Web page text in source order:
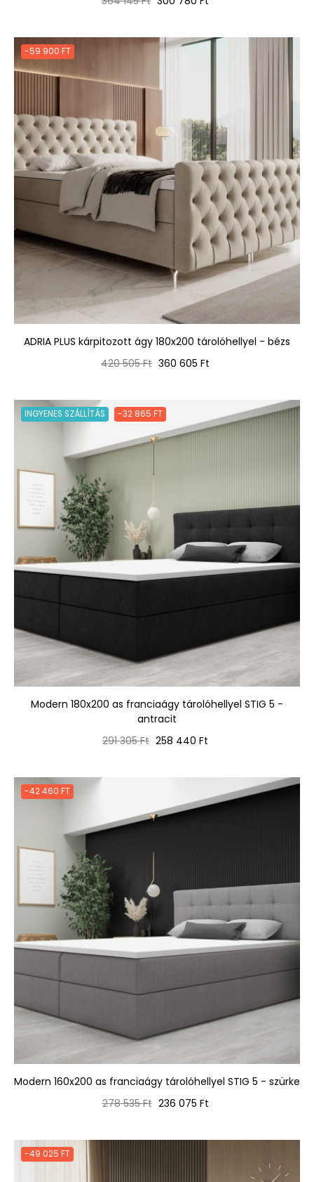
-59 900 FT
ADRIA PLUS kárpitozott ágy 180x200 tárolóhellyel - bézs
Normál
420 505 Ft Ár
360 605 Ft
INGYENES SZÁLLÍTÁS -32 865 FT
Modern 180x200 as franciaágy tárolóhellyel STIG 5 -
antracit
Normál
291 305 Ft Ár
258 440 Ft
-42 460 FT
Modern 160x200 as franciaágy tárolóhellyel STIG 5 - szürke
Normál
278 535 Ft Ár
236 075 Ft
-49 025 FT